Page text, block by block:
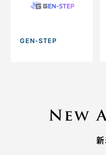
GEN-STEP